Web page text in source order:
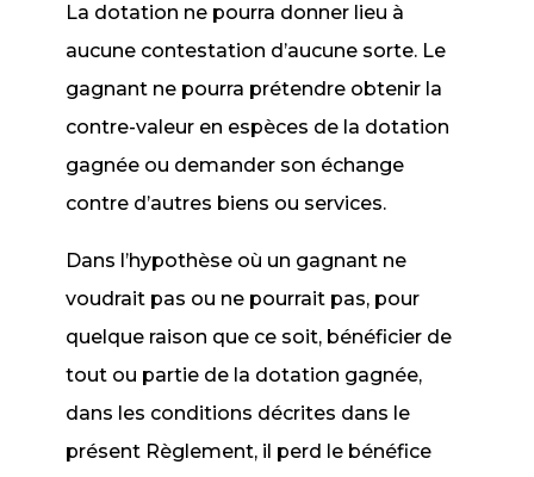
La dotation ne pourra donner lieu à
aucune contestation d’aucune sorte. Le
gagnant ne pourra prétendre obtenir la
contre-valeur en espèces de la dotation
gagnée ou demander son échange
contre d’autres biens ou services.
Dans l’hypothèse où un gagnant ne
voudrait pas ou ne pourrait pas, pour
quelque raison que ce soit, bénéficier de
tout ou partie de la dotation gagnée,
dans les conditions décrites dans le
présent Règlement, il perd le bénéfice